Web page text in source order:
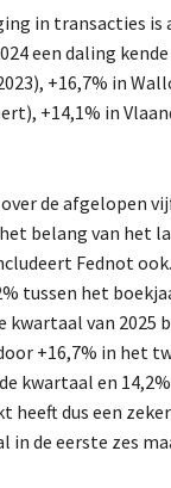
in transacties is
een daling
+16,7% in
+14,1% in
de afgelopen
belang van het
Fednot
tussen het
kwartaal van 2025
+16,7% in het
kwartaal en
heeft dus een
in de eerste zes